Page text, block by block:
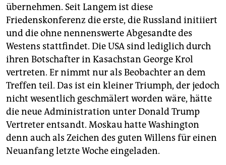
übernehmen. Seit Langem ist diese
Friedenskonferenz die erste, die Russland initiiert
und die ohne nennenswerte Abgesandte des
Westens stattfindet. Die USA sind lediglich durch
ihren Botschafter in Kasachstan George Krol
vertreten. Er nimmt nur als Beobachter an dem
Treffen teil. Das ist ein kleiner Triumph, der jedoch
nicht wesentlich geschmälert worden wäre, hätte
die neue Administration unter Donald Trump
Vertreter entsandt. Moskau hatte Washington
denn auch als Zeichen des guten Willens für einen
Neuanfang letzte Woche eingeladen.